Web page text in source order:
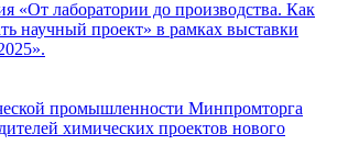
«От лаборатории до производства. Как
научный проект» в рамках выставки
промышленности Минпромторга
химических проектов нового